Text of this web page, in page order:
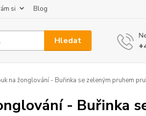
si Blog
Hledat
na žonglování - Buřinka se zeleným pruhem
- Buřinka